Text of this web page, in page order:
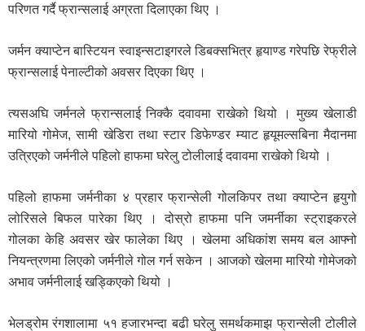
परिणत गर्दै फ्रान्सलाई अग्रता दिलाएका थिए ।
जर्मन क्याप्टेन बास्टियन स्वाइन्सटाइगरले डिबक्सभित्र हृयाण्ड गरेपछि रेफ्रीले
फ्रान्सलाई पेनाल्टीको अवसर दिएका थिए ।
त्यसअघि जर्मनले फ्रान्सलाई निक्कै दवावमा राखेको थियो । मुख्य खेलाडी
मारियो गोमेज, सामी खेडिरा तथा स्टार डिफेण्डर म्याट हृयूमल्सबिना मैदानमा
उत्रिएको जर्मनीले पहिलो हाफमा घरेलु टोलीलाई दवावमा राखेको थियो ।
पहिलो हाफमा जर्मनीका ४ प्रहार फ्रान्सेली गोलकिपर तथा क्याप्टेन हृयुगो
लोरिसले बिफल पारेका थिए । दोस्रो हाफमा पनि जमर्नीका स्ट्राइकरले
गोलका केहि अवसर खेर फालेका थिए । खेलमा अधिकांश समय बल आफ्नो
नियन्त्रणमा लिएको जर्मनीले गोल गर्न सकेन । आजको खेलमा मारियो गोमेजको
अभाव जर्मनीलाई खड्किएको थियो ।
भेलड्रोम रंगशालामा ५१ हजारभन्दा बढी घरेलु समर्थकमाझ फ्रान्सेली टोलीले